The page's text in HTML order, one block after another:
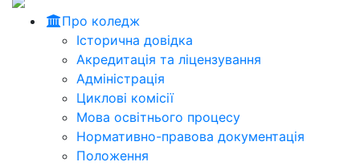
Про коледж
Історична довідка
Акредитація та ліцензування
Адміністрація
Циклові комісії
Мова освітнього процесу
Нормативно-правова документація
Положення